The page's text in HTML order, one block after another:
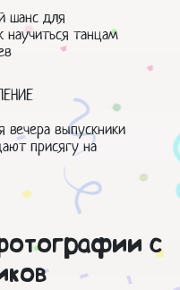
шанс для
научиться танцам
вечера выпускники
присягу на
с